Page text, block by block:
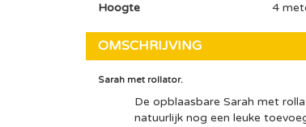
Hoogte
4
OMSCHRIJVING
Sarah met rollator.
De opblaasbare Sarah met
natuurlijk nog een leuke